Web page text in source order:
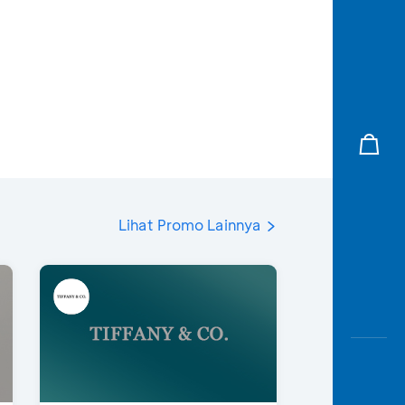
Lihat Promo Lainnya